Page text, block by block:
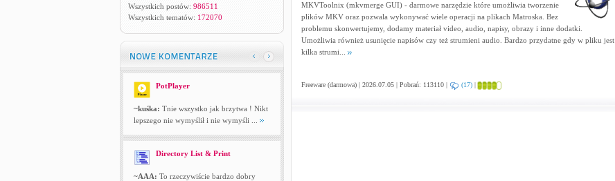
Wszystkich postów: 986511
Wszystkich tematów: 172070
PotPlayer
~kuśka: Tnie wszystko jak brzytwa ! Nikt
lepszego nie wymyślił i nie wymyśli ...
Directory List & Print
~AAA: To rzeczywiście bardzo dobry
MKVToolnix (mkvmerge GUI) - darmowe narzędzie które umożliwia tworzenie
plików MKV oraz pozwala wykonywać wiele operacji na plikach Matroska. Bez
problemu skonwertujemy, dodamy materiał video, audio, napisy, obrazy i inne dodatki.
Umożliwia również usunięcie napisów czy też strumieni audio. Bardzo przydatne gdy w pliku jest
kilka strumi...
Freeware (darmowa) | 2026.07.05 | Pobrań: 113110 | (17)|